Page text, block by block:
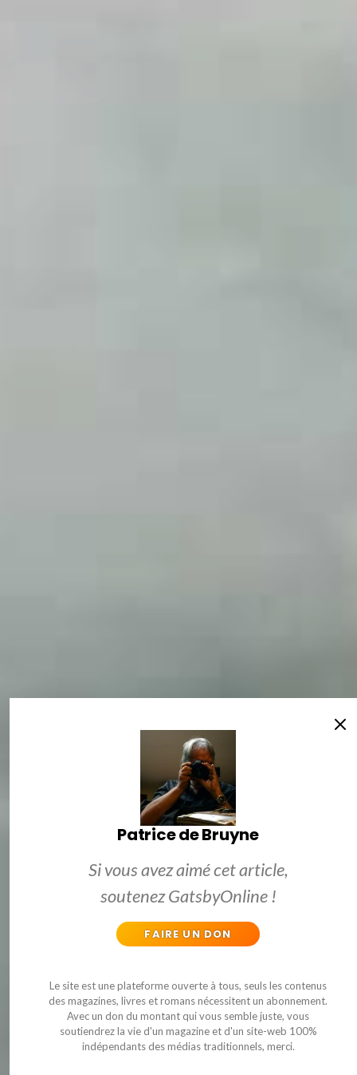
Patrice de Bruyne
Si vous avez aimé cet article,
soutenez GatsbyOnline !
FAIRE UN DON
Le site est une plateforme ouverte à tous, seuls les contenus
des magazines, livres et romans nécessitent un abonnement.
Avec un don du montant qui vous semble juste, vous
soutiendrez la vie d'un magazine et d'un site-web 100%
indépendants des médias traditionnels, merci.